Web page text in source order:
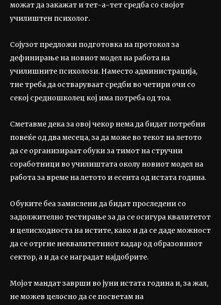
можат да закажат и тет-а-тет средба со својот
училиштен психолог.
Сојузот предложи подготовка на протокол за
дефинирање на новиот модел на работа на
училишните психолози. Наместо администрација,
тие треба да остваруваат средби во четири очи со
секој средношколец кој има потреба од тоа.
Сметавме дека за овој чекор нема да бидат потребни
повеќе од два месеца, за да може во текот на летото
да се организираат обуки за тимот на стручни
соработници во училиштата околу новиот модел на
работа за време на летото и есента од истата година.
Обуките беа замислени да бидат проследени со
задолжително тестирање за да се осигура квалитетот
и целисходноста на истите, како и да се даде можност
да се отргне неквалитетниот кадар од образовниот
сектор, а и да се наградат најдобрите.
Мојот мандат заврши во јуни истата година и, за жал,
не можев целосно да се посветам на